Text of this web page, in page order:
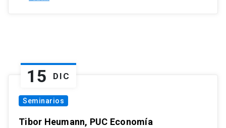
15 DIC
Seminarios
Tibor Heumann, PUC Economía